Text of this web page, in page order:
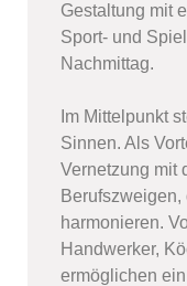
Gestaltung mit
Sport- und
Nachmittag.
Im Mittelpunkt
Sinnen. Als
Vernetzung mit
harmonieren.
Handwerker,
ermöglichen